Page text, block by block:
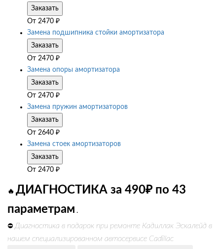
Заказать
От 2470 ₽
Замена подшипника стойки амортизатора
Заказать
От 2470 ₽
Замена опоры амортизатора
Заказать
От 2470 ₽
Замена пружин амортизаторов
Заказать
От 2640 ₽
Замена стоек амортизаторов
Заказать
От 2470 ₽
🔥 ДИАГНОСТИКА за 490₽ по 43
параметрам .
⛔ Диагностика в подарок при ремонте Кадиллак Эскалейд в
нашем специализированном автосервисе Cadillac